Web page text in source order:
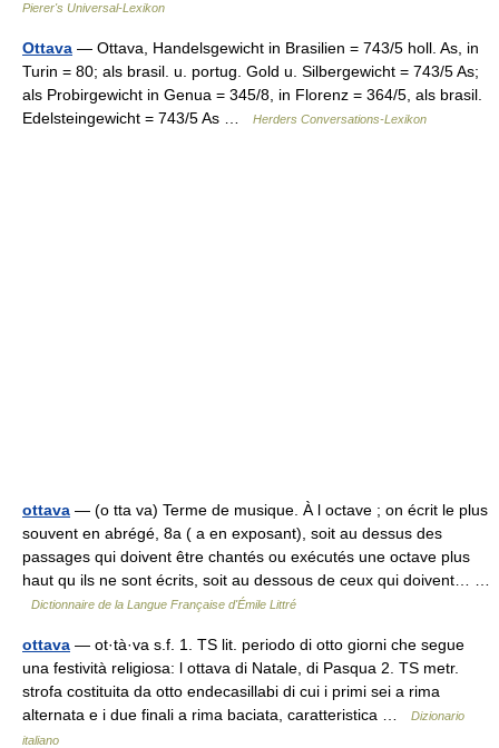
Pierer's Universal-Lexikon
Ottava — Ottava, Handelsgewicht in Brasilien = 743/5 holl. As, in
Turin = 80; als brasil. u. portug. Gold u. Silbergewicht = 743/5 As;
als Probirgewicht in Genua = 345/8, in Florenz = 364/5, als brasil.
Edelsteingewicht = 743/5 As …
Herders Conversations-Lexikon
ottava — (o tta va) Terme de musique. À l octave ; on écrit le plus
souvent en abrégé, 8a ( a en exposant), soit au dessus des
passages qui doivent être chantés ou exécutés une octave plus
haut qu ils ne sont écrits, soit au dessous de ceux qui doivent… …
Dictionnaire de la Langue Française d'Émile Littré
ottava — ot·tà·va s.f. 1. TS lit. periodo di otto giorni che segue
una festività religiosa: l ottava di Natale, di Pasqua 2. TS metr.
strofa costituita da otto endecasillabi di cui i primi sei a rima
alternata e i due finali a rima baciata, caratteristica …
Dizionario
italiano